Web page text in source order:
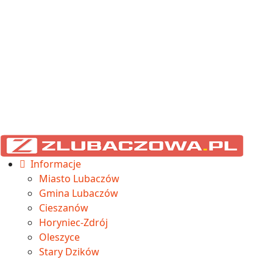
Informacje
Miasto Lubaczów
Gmina Lubaczów
Cieszanów
Horyniec-Zdrój
Oleszyce
Stary Dzików